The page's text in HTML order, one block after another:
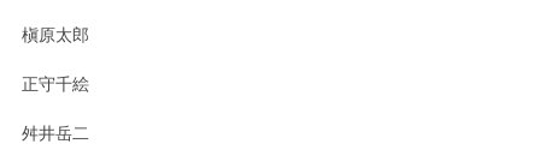
槇原太郎
正守千絵
舛井岳二